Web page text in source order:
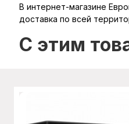
В интернет-магазине
доставка по всей
C этим